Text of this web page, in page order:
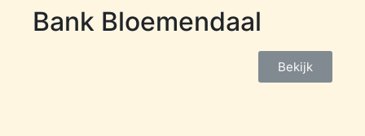
Bank Bloemendaal
Bekijk